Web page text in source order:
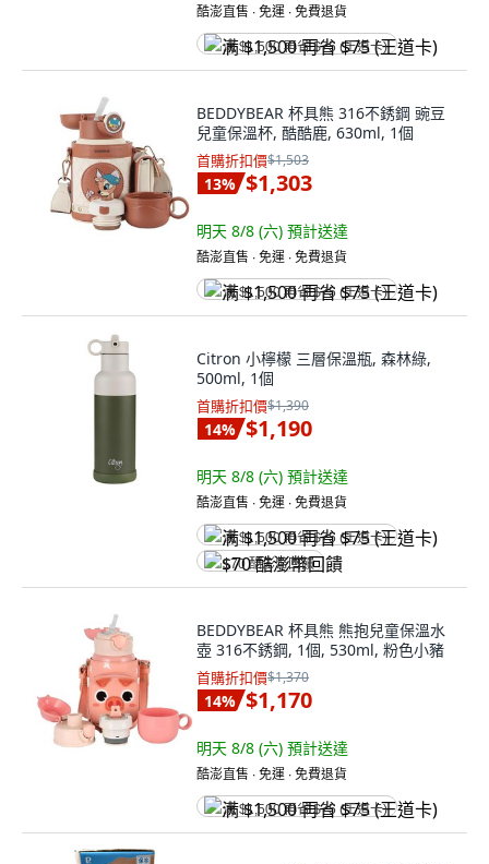
酷澎直售 ∙ 免運 ∙ 免費退貨
满 $1,500 再省 $75 (王道卡)
BEDDYBEAR 杯具熊 316不銹鋼 豌豆
兒童保溫杯, 酷酷鹿, 630ml, 1個
首購折扣價$1,503
13% $1,303
明天 8/8 (六) 預計送達
酷澎直售 ∙ 免運 ∙ 免費退貨
满 $1,500 再省 $75 (王道卡)
Citron 小檸檬 三層保溫瓶, 森林綠,
500ml, 1個
首購折扣價$1,390
14% $1,190
明天 8/8 (六) 預計送達
酷澎直售 ∙ 免運 ∙ 免費退貨
满 $1,500 再省 $75 (王道卡)
$70 酷澎幣回饋
BEDDYBEAR 杯具熊 熊抱兒童保溫水
壺 316不銹鋼, 1個, 530ml, 粉色小豬
首購折扣價$1,370
14% $1,170
明天 8/8 (六) 預計送達
酷澎直售 ∙ 免運 ∙ 免費退貨
满 $1,500 再省 $75 (王道卡)